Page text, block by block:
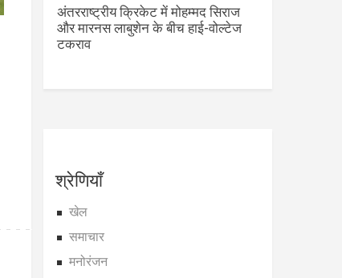
अंतरराष्ट्रीय क्रिकेट में मोहम्मद सिराज
और मारनस लाबुशेन के बीच हाई-वोल्टेज
टकराव
श्रेणियाँ
खेल
समाचार
मनोरंजन